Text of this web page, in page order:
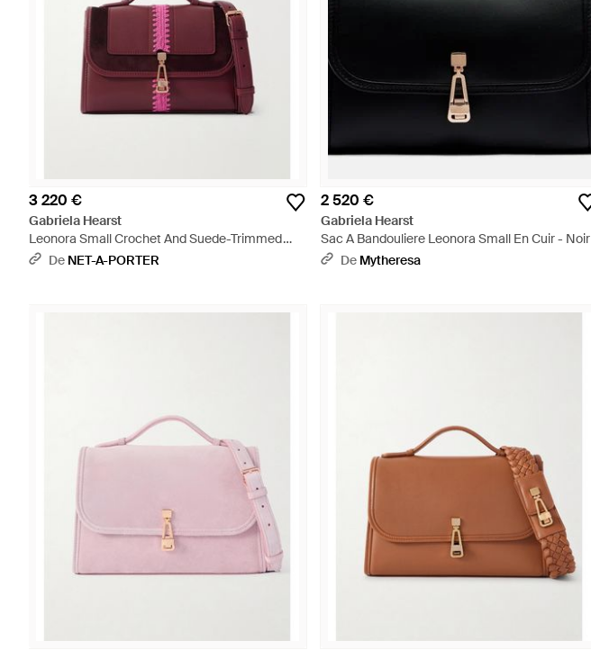
3 220 €
Gabriela Hearst
Leonora Small Crochet And Suede-Trimmed
Leather Shoulder Bag - Violet
De NET-A-PORTER
2 520 €
Gabriela Hearst
Sac A Bandouliere Leonora Small En Cuir - Noir
De Mytheresa